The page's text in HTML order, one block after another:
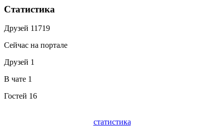
Статистика
Друзей 11719
Сейчас на портале
Друзей 1
В чате 1
Гостей 16
статистика